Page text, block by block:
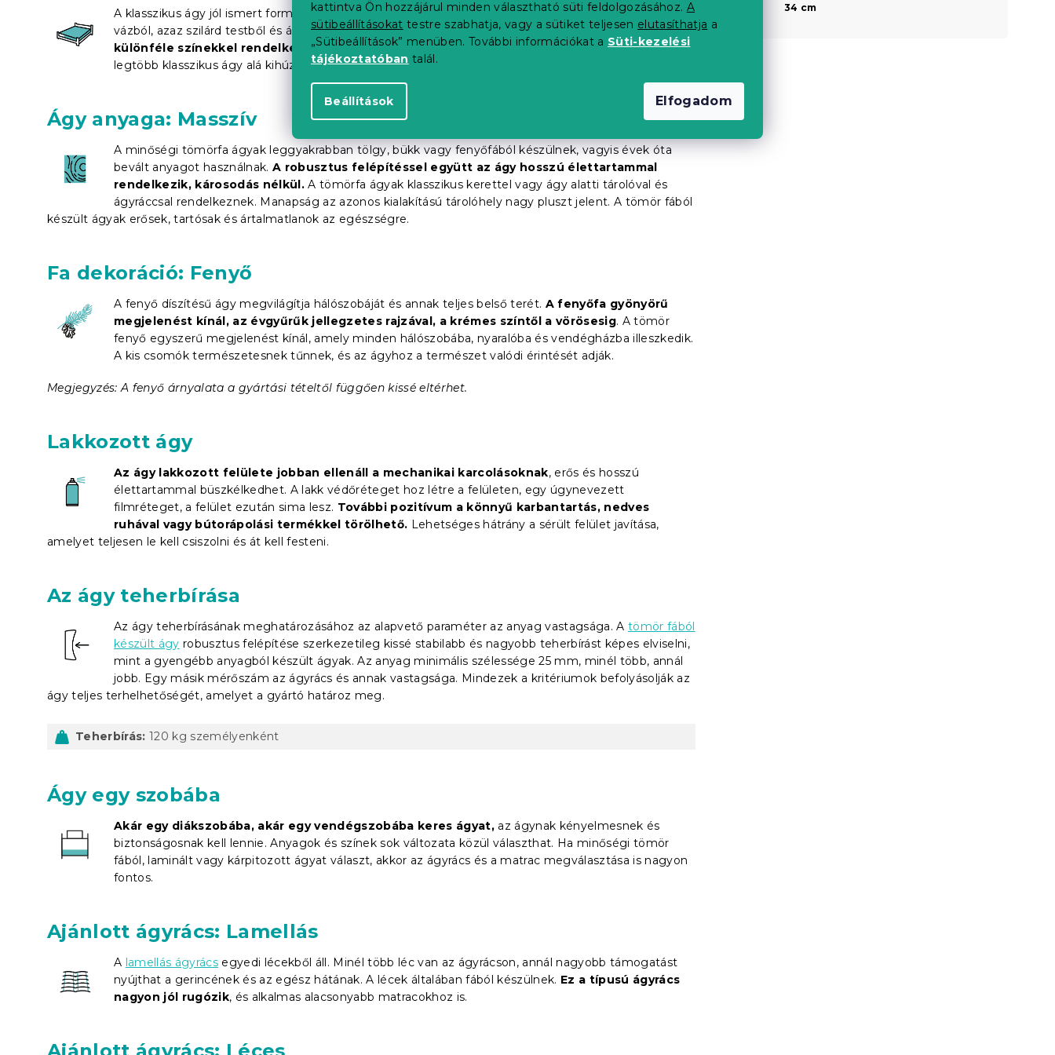
kattintva Ön hozzájárul minden választható süti feldolgozásához. A
sütibeállításokat testre szabhatja, vagy a sütiket teljesen elutasíthatja a
„Sütibeállítások” menüben. További információkat a Süti-kezelési
tájékoztatóban talál.
Beállítások Elfogadom
A klasszikus ágy jól ismert formája egyedül és szilárdan áll a padlón. A klasszikus ágyak általában
vázból, azaz szilárd testből és ágyrácsból állnak, amelyre a matracot ráhelyezik.Érdekes dizájnnal és
különféle színekkel rendelkeznek. Hátránya lehet, hogy nincs tárhelye. Ne essen kétségbe. A
legtöbb klasszikus ágy alá kihúzhatótároló dobozvásárolható meg.
Ágy anyaga: Masszív
A minőségi tömörfa ágyak leggyakrabban tölgy, bükk vagy fenyőfából készülnek, vagyis évek óta
bevált anyagot használnak. A robusztus felépítéssel együtt az ágy hosszú élettartammal
rendelkezik, károsodás nélkül. A tömörfa ágyak klasszikus kerettel vagy ágy alatti tárolóval és
ágyráccsal rendelkeznek. Manapság az azonos kialakítású tárolóhely nagy pluszt jelent. A tömör fából
készült ágyak erősek, tartósak és ártalmatlanok az egészségre.
Fa dekoráció: Fenyő
A fenyő díszítésű ágy megvilágítja hálószobáját és annak teljes belső terét. A fenyőfa gyönyörű
megjelenést kínál, az évgyűrűk jellegzetes rajzával, a krémes színtől a vörösesig. A tömör
fenyő egyszerű megjelenést kínál, amely minden hálószobába, nyaralóba és vendégházba illeszkedik.
A kis csomók természetesnek tűnnek, és az ágyhoz a természet valódi érintését adják.
Megjegyzés: A fenyő árnyalata a gyártási tételtől függően kissé eltérhet.
Lakkozott ágy
Az ágy lakkozott felülete jobban ellenáll a mechanikai karcolásoknak, erős és hosszú
élettartammal büszkélkedhet. A lakk védőréteget hoz létre a felületen, egy úgynevezett
filmréteget, a felület ezután sima lesz. További pozitívum a könnyű karbantartás, nedves
ruhával vagy bútorápolási termékkel törölhető. Lehetséges hátrány a sérült felület javítása,
amelyet teljesen le kell csiszolni és át kell festeni.
Az ágy teherbírása
Az ágy teherbírásának meghatározásához az alapvető paraméter az anyag vastagsága. Atömör fából
készült ágy robusztus felépítése szerkezetileg kissé stabilabb és nagyobb teherbírást képes elviselni,
mint a gyengébb anyagból készült ágyak. Az anyag minimális szélessége 25 mm, minél több, annál
jobb. Egy másik mérőszám az ágyrács és annak vastagsága. Mindezek a kritériumok befolyásolják az
ágy teljes terhelhetőségét, amelyet a gyártó határoz meg.
Teherbírás: 120 kg személyenként
Ágy egy szobába
Akár egy diákszobába, akár egy vendégszobába keres ágyat, az ágynak kényelmesnek és
biztonságosnak kell lennie. Anyagok és színek sok változata közül választhat. Ha minőségi tömör
fából, laminált vagy kárpitozott ágyat választ, akkor az ágyrács és a matrac megválasztása is nagyon
fontos.
Ajánlott ágyrács: Lamellás
A lamellás ágyrács egyedi lécekből áll. Minél több léc van az ágyrácson, annál nagyobb támogatást
nyújthat a gerincének és az egész hátának. A lécek általában fából készülnek. Ez a típusú ágyrács
nagyon jól rugózik, és alkalmas alacsonyabb matracokhoz is.
34 cm